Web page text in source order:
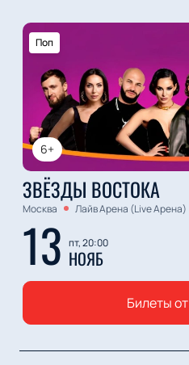
6+
Поп
ЗВЁЗДЫ ВОСТОКА
Москва Лайв Арена (Live Арена)
13 пт, 20:00
НОЯБ
Билеты от